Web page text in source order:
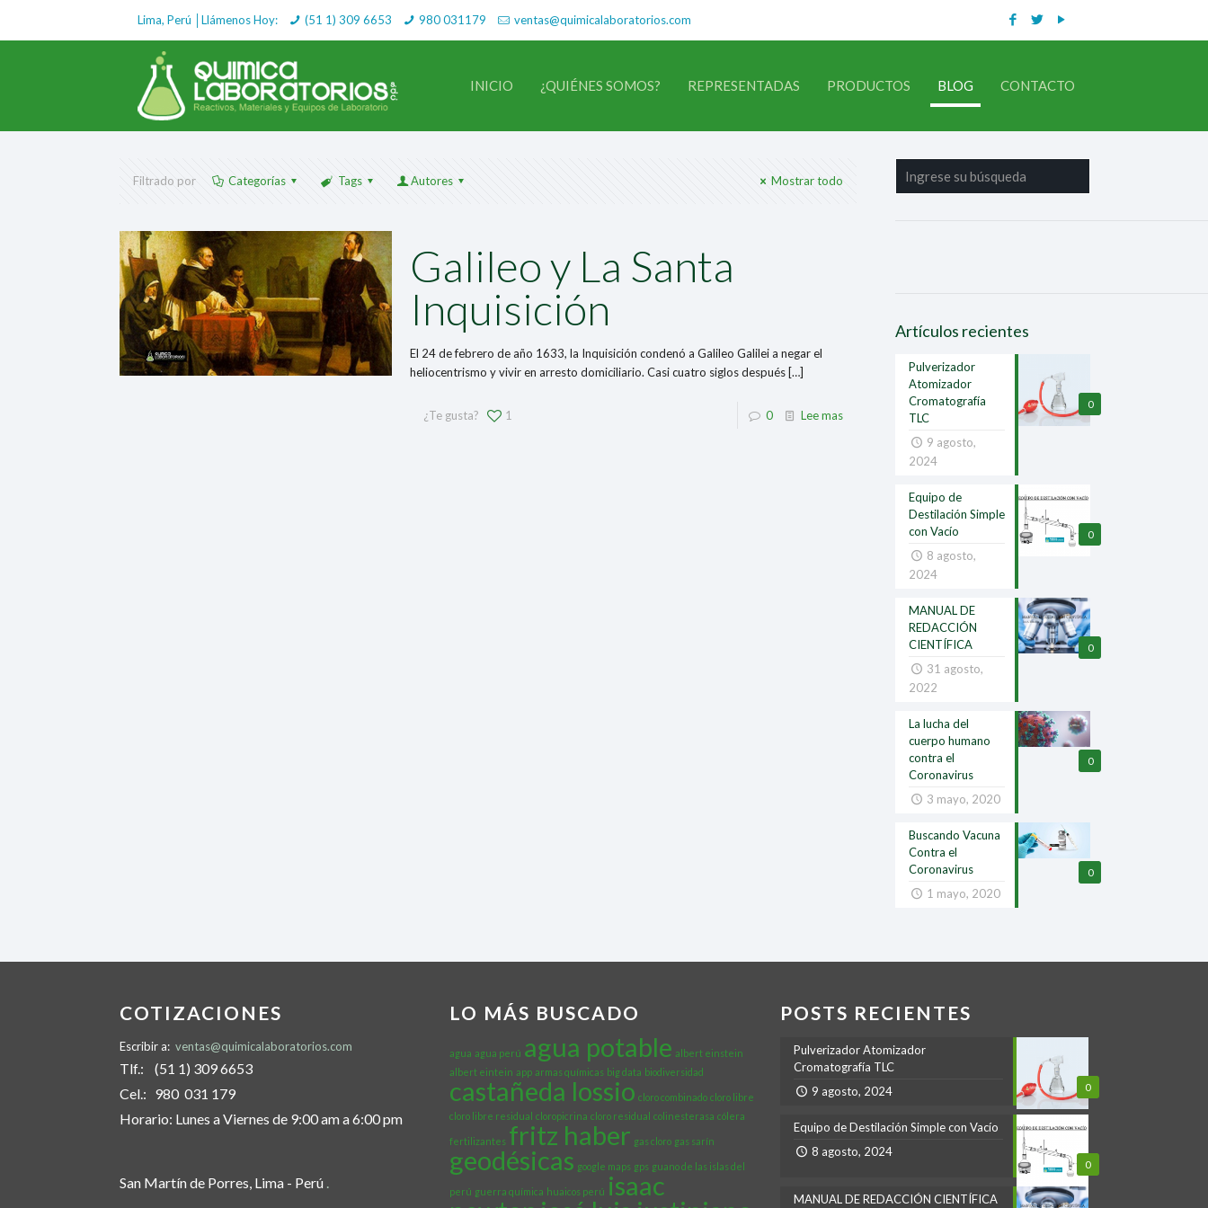
Lima, Perú │Llámenos Hoy: (51 1) 309 6653 980 031179 ventas@quimicalaboratorios.com
INICIO ¿QUIÉNES SOMOS? REPRESENTADAS PRODUCTOS BLOG CONTACTO
Filtrado por Categorías Tags Autores Mostrar todo
Galileo y La Santa
Inquisición
El 24 de febrero de año 1633, la Inquisición condenó a Galileo Galilei a negar el
heliocentrismo y vivir en arresto domiciliario. Casi cuatro siglos después […]
¿Te gusta? 1 0 Lee mas
Artículos recientes
0
Pulverizador
Atomizador
Cromatografía
TLC
9 agosto,
2024
0
Equipo de
Destilación Simple
con Vacío
8 agosto,
2024
0
MANUAL DE
REDACCIÓN
CIENTÍFICA
31 agosto,
2022
0
La lucha del
cuerpo humano
contra el
Coronavirus
3 mayo, 2020
0
Buscando Vacuna
Contra el
Coronavirus
1 mayo, 2020
COTIZACIONES
Escribir a: ventas@quimicalaboratorios.com
Tlf.: (51 1) 309 6653
Cel.: 980 031 179
Horario: Lunes a Viernes de 9:00 am a 6:00 pm
San Martín de Porres, Lima - Perú .
LO MÁS BUSCADO
agua agua perú agua potable albert einstein
albert eintein app armas químicas big data biodiversidad
castañeda lossio cloro combinado cloro libre
cloro libre residual cloropicrina cloro residual colinesterasa cólera
fertilizantes fritz haber gas cloro gas sarín
geodésicas google maps gps guano de las islas del
perú guerra química huaicos perú isaac
POSTS RECIENTES
0
Pulverizador Atomizador
Cromatografía TLC
9 agosto, 2024
0
Equipo de Destilación Simple con Vacío
8 agosto, 2024
MANUAL DE REDACCIÓN CIENTÍFICA